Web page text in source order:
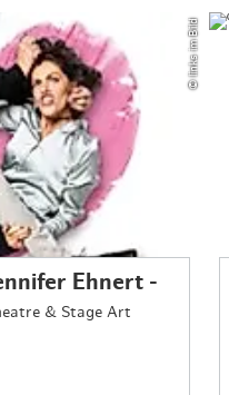
© links im Bild
Ehnert -
& Stage Art